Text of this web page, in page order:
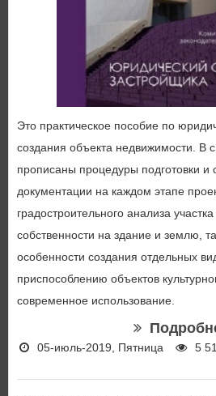
Это практическое пособие по
создания объекта недвижимости. В
прописаны процедуры подготовки и
документации на каждом этапе
градостроительного анализа
собственности на здание и землю,
особенности создания отдельных
приспособлению объектов
современное использование.
05-июль-2019, Пятница 5